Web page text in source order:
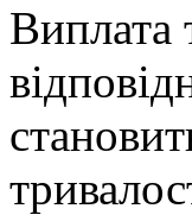
Виплата